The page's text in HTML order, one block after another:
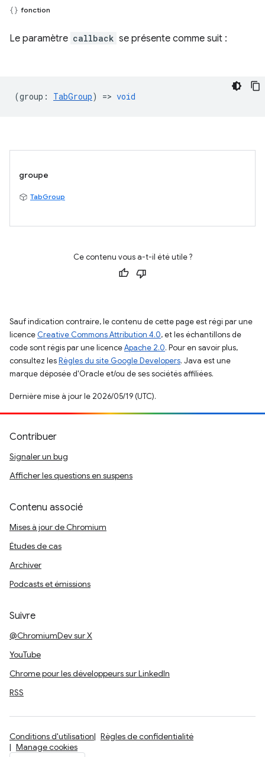
fonction
Le paramètre callback se présente comme suit :
(group : TabGroup) => void
groupe
TabGroup
Ce contenu vous a-t-il été utile ?
Sauf indication contraire, le contenu de cette page est régi par une
licence Creative Commons Attribution 4.0, et les échantillons de
code sont régis par une licenceApache 2.0. Pour en savoir plus,
consultez lesRègles du site Google Developers. Java est une
marque déposée d'Oracle et/ou de ses sociétés affiliées.
Dernière mise à jour le 2026/05/19 (UTC).
Contribuer
Signaler un bug
Afficher les questions en suspens
Contenu associé
Mises à jour de Chromium
Études de cas
Archiver
Podcasts et émissions
Suivre
@ChromiumDev sur X
YouTube
Chrome pour les développeurs sur LinkedIn
RSS
Conditions d'utilisation
Règles de confidentialité
Manage cookies